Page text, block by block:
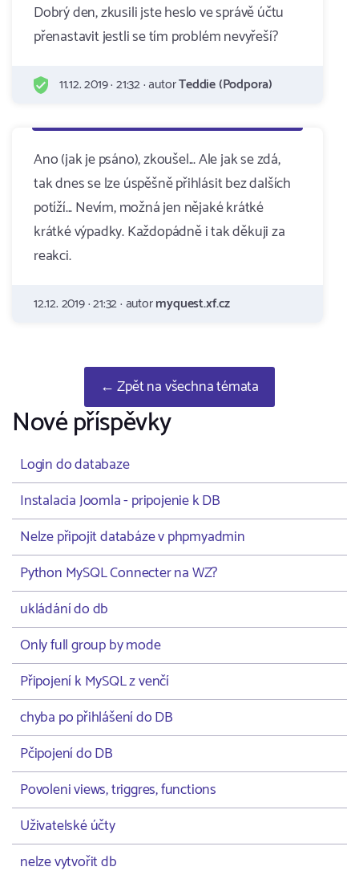
Dobrý den, zkusili jste heslo ve správě účtu
přenastavit jestli se tím problém nevyřeší?
11.12. 2019 · 21:32 · autorTeddie (Podpora)
Ano (jak je psáno), zkoušel... Ale jak se zdá,
tak dnes se lze úspěšně přihlásit bez dalších
potíží... Nevím, možná jen nějaké krátké
krátké výpadky. Každopádně i tak děkuji za
reakci.
12.12. 2019 · 21:32 · autormyquest.xf.cz
← Zpět na všechna témata
Nové příspěvky
Login do databaze
Instalacia Joomla - pripojenie k DB
Nelze připojit databáze v phpmyadmin
Python MySQL Connecter na WZ?
ukládání do db
Only full group by mode
Připojení k MySQL z venčí
chyba po přihlášení do DB
Pčipojení do DB
Povoleni views, triggres, functions
Uživatelské účty
nelze vytvořit db